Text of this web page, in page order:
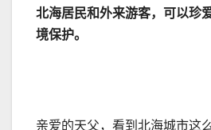
北海居民和外来游客，可以珍
境保护。
亲爱的天父，看到北海城市这